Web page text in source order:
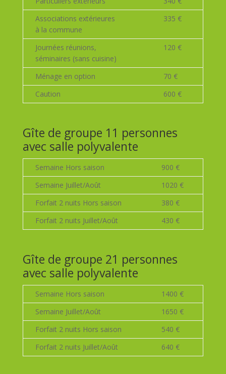
Associations extérieures
à la commune
335 €
Journées réunions,
séminaires (sans cuisine)
120 €
Ménage en option
70 €
Caution
600 €
Gîte de groupe 11 personnes
avec salle polyvalente
Semaine Hors saison
900 €
Semaine Juillet/Août
1020 €
Forfait 2 nuits Hors saison
380 €
Forfait 2 nuits Juillet/Août
430 €
Gîte de groupe 21 personnes
avec salle polyvalente
Semaine Hors saison
1400 €
Semaine Juillet/Août
1650 €
Forfait 2 nuits Hors saison
540 €
Forfait 2 nuits Juillet/Août
640 €